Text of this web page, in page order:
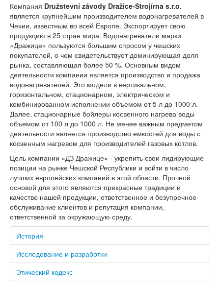
Компания Družstevní závody Dražice-Strojírna s.r.o.
является крупнейшим производителем водонагревателей в
Чехии, известным во всей Европе. Экспортирует свою
продукцию в 25 стран мира. Водонагреватели марки
«Дражице» пользуются большим спросом у чешских
покупателей, о чем свидетельствует доминирующая доля
рынка, составляющая более 50 %. Основным видом
деятельности компании является производство и продажа
водонагревателей. Это модели в вертикальном,
горизонтальном, стационарном, электрическом и
комбинированном исполнении объемом от 5 л до 1000 л.
Далее, стационарные бойлеры косвенного нагрева воды
объемом от 100 л до 1000 л. Не менее важным предметом
деятельности является производство емкостей для воды с
косвенным нагревом для производителей газовых котлов.
Цель компании «ДЗ Дражице» - укрепить свои лидирующие
позиции на рынке Чешской Республики и войти в число
лучших европейских компаний в этой области. Прочной
основой для этого являются прекрасные традиции и
качество нашей продукции, ответственное и безупречное
обслуживание клиентов и репутация компании,
ответственной за окружающую среду.
История
Исследование и разработки
Этический кодекс